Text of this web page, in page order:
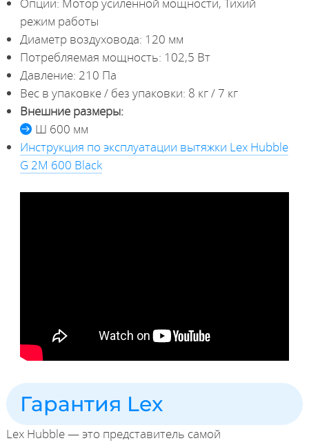
режим работы
Диаметр воздуховода: 120 мм
Потребляемая мощность: 102,5 Вт
Давление: 210 Па
Вес в упаковке / без упаковки: 8 кг / 7 кг
Внешние размеры:
Ш 600 мм
Инструкция по эксплуатации вытяжки Lex Hubble
G 2M 600 Black
Гарантия Lex
Lex Hubble — это представитель самой